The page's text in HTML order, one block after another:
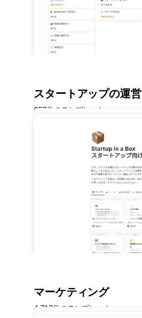
スタートアップの運営
657件のテンプレート
マーケティング
4,717件のテンプレート